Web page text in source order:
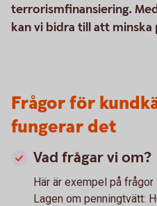
terrorismfinansiering.
kan vi bidra till att
Frågor för
fungerar det
Vad frågar vi om?
Här är exempel på
Lagen om penningtvätt: